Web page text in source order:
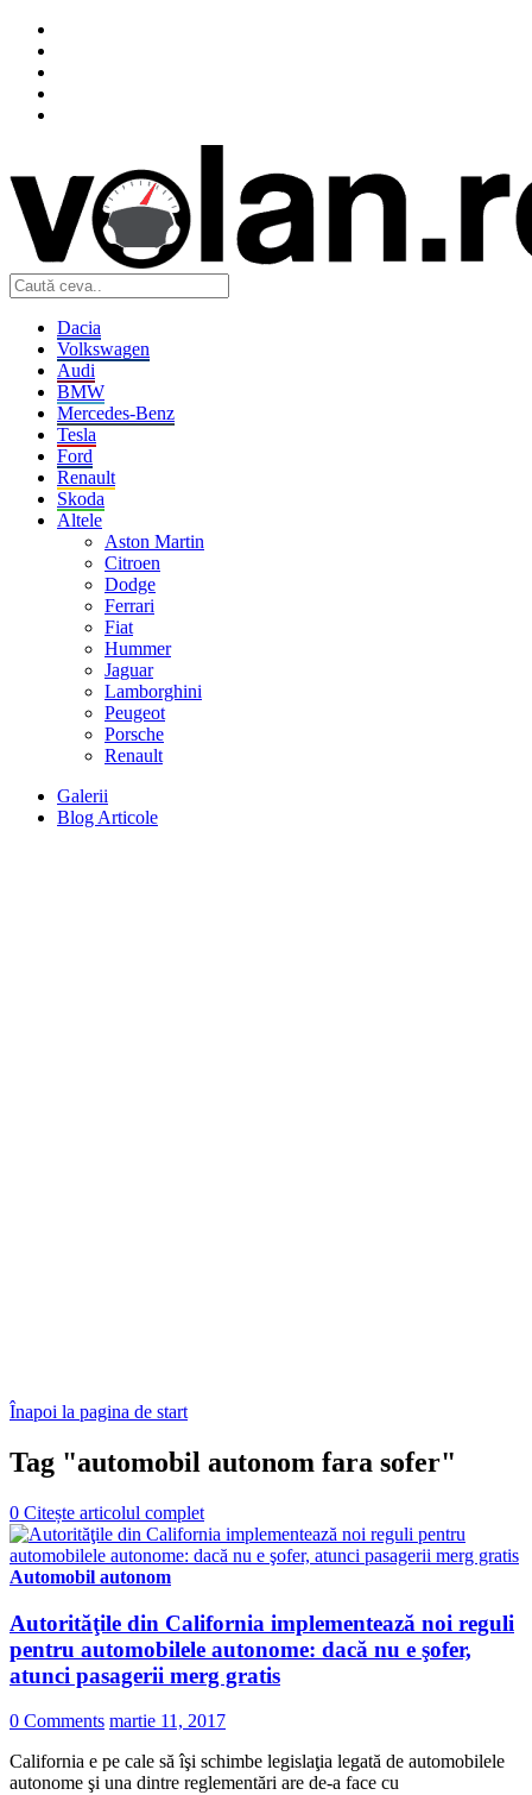
Dacia
Volkswagen
Audi
BMW
Mercedes-Benz
Tesla
Ford
Renault
Skoda
Altele
Aston Martin
Citroen
Dodge
Ferrari
Fiat
Hummer
Jaguar
Lamborghini
Peugeot
Porsche
Renault
Galerii
Blog Articole
Înapoi la pagina de start
Tag "automobil autonom fara sofer"
0 Citește articolul complet
Automobil autonom
Autorităţile din California implementează noi reguli
pentru automobilele autonome: dacă nu e şofer,
atunci pasagerii merg gratis
0 Comments martie 11, 2017
California e pe cale să îşi schimbe legislaţia legată de automobilele
autonome şi una dintre reglementări are de-a face cu